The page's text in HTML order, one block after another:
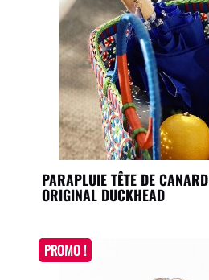
PARAPLUIE TÊTE DE CANARD
ORIGINAL DUCKHEAD
PROMO !